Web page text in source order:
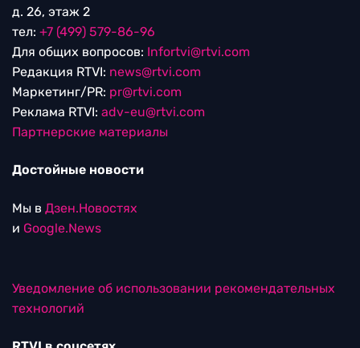
д. 26, этаж 2
тел: +7 (499) 579-86-96
Для общих вопросов: Infortvi@rtvi.com
Редакция RTVI: news@rtvi.com
Маркетинг/PR: pr@rtvi.com
Реклама RTVI: adv-eu@rtvi.com
Партнерские материалы
Достойные новости
Мы в Дзен.Новостях
и Google.News
Уведомление об использовании рекомендательных
технологий